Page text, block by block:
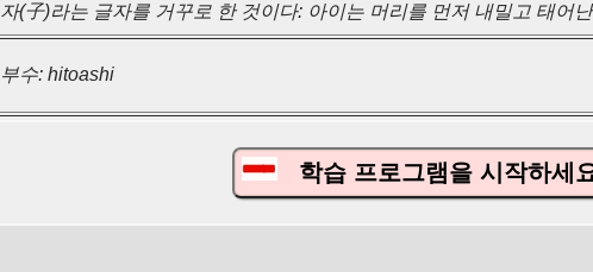
자(子)라는 글자를 거꾸로 한 것이다: 아이는 머리를 먼저 내밀고 태어
부수: hitoashi
학습 프로그램을 시작하세